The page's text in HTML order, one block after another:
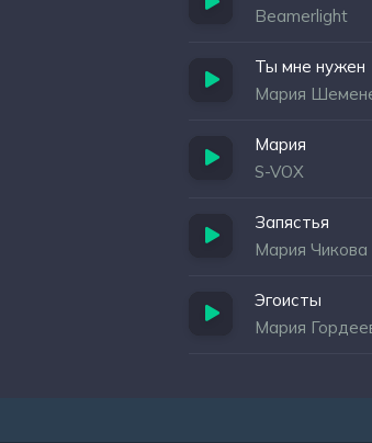
Beamerlight
Ты мне нужен
Мария
Мария
S-VOX
Запястья
Мария Чикова
Эгоисты
Мария